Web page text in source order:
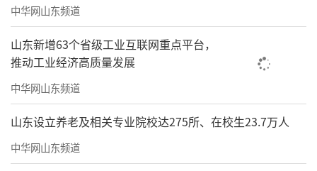
中华网山东频道
山东新增63个省级工业互联网重点平台，
推动工业经济高质量发展
中华网山东频道
山东设立养老及相关专业院校达275所、在校生23.7万人
中华网山东频道